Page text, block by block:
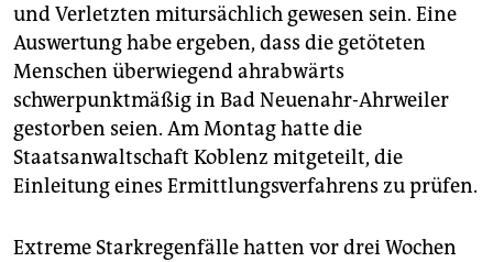
und Verletzten mitursächlich gewesen sein. Eine
Auswertung habe ergeben, dass die getöteten
Menschen überwiegend ahrabwärts
schwerpunktmäßig in Bad Neuenahr-Ahrweiler
gestorben seien. Am Montag hatte die
Staatsanwaltschaft Koblenz mitgeteilt, die
Einleitung eines Ermittlungsverfahrens zu prüfen.
Extreme Starkregenfälle hatten vor drei Wochen